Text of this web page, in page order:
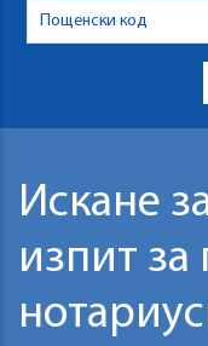
Искане
изпит